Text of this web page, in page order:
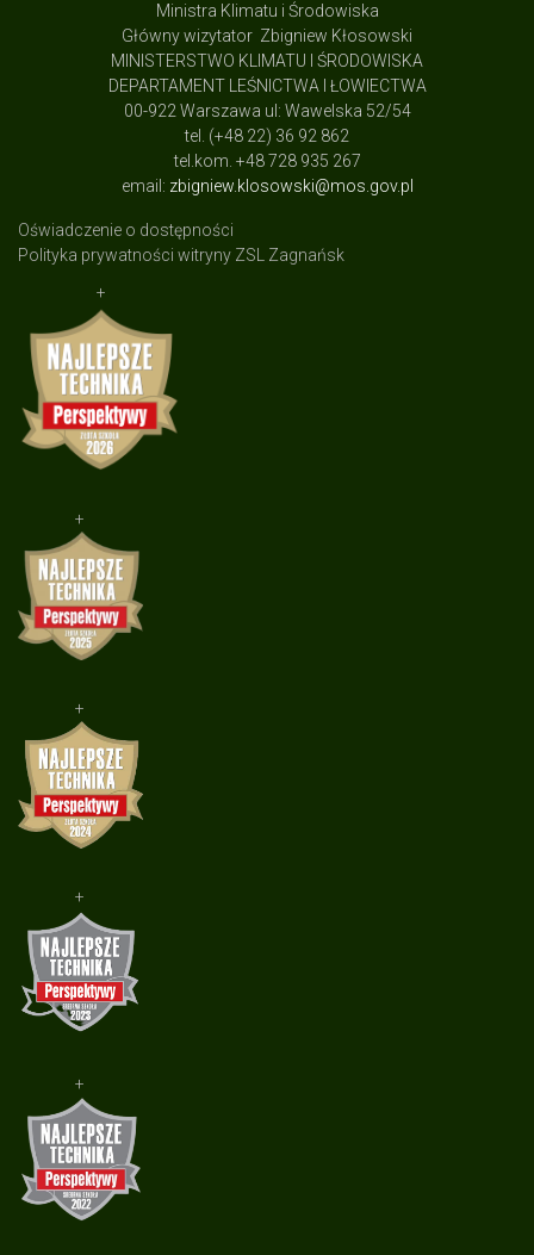
Ministra Klimatu i Środowiska
Główny wizytator Zbigniew Kłosowski
MINISTERSTWO KLIMATU I ŚRODOWISKA
DEPARTAMENT LEŚNICTWA I ŁOWIECTWA
00-922 Warszawa ul: Wawelska 52/54
tel. (+48 22) 36 92 862
tel.kom. +48 728 935 267
email: zbigniew.klosowski@mos.gov.pl
Oświadczenie o dostępności
Polityka prywatności witryny ZSL Zagnańsk
+
+
+
+
+